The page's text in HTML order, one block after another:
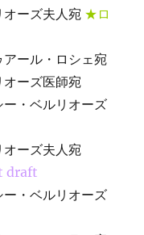
ーズ夫人宛 ★ロ
ール・ロシェ宛
ーズ医師宛
・ベルリオーズ
ーズ夫人宛
draft
・ベルリオーズ